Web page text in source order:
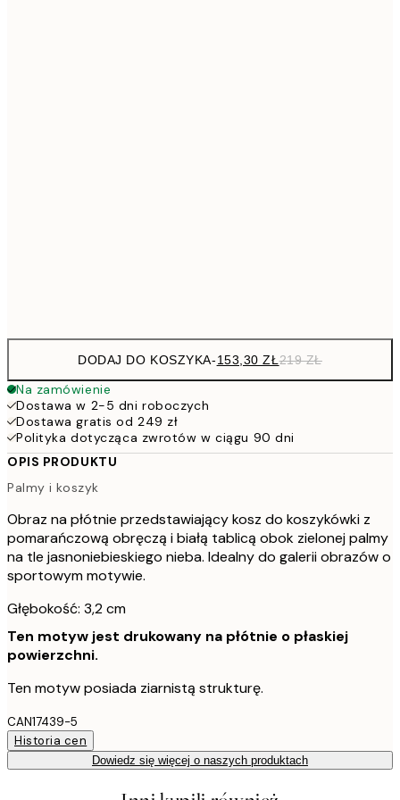
DODAJ DO KOSZYKA-153,30 ZŁ219 ZŁ
Na zamówienie
Dostawa w 2-5 dni roboczych
Dostawa gratis od 249 zł
Polityka dotycząca zwrotów w ciągu 90 dni
OPIS PRODUKTU
Palmy i koszyk
Obraz na płótnie przedstawiający kosz do koszykówki z
pomarańczową obręczą i białą tablicą obok zielonej palmy
na tle jasnoniebieskiego nieba. Idealny do galerii obrazów o
sportowym motywie.
Głębokość: 3,2 cm
Ten motyw jest drukowany na płótnie o płaskiej
powierzchni.
Ten motyw posiada ziarnistą strukturę.
CAN17439-5
Historia cen
Dowiedz się więcej o naszych produktach